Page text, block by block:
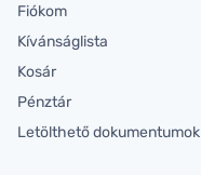
Fiókom
Kívánságlista
Kosár
Pénztár
Letölthető dokumentumok